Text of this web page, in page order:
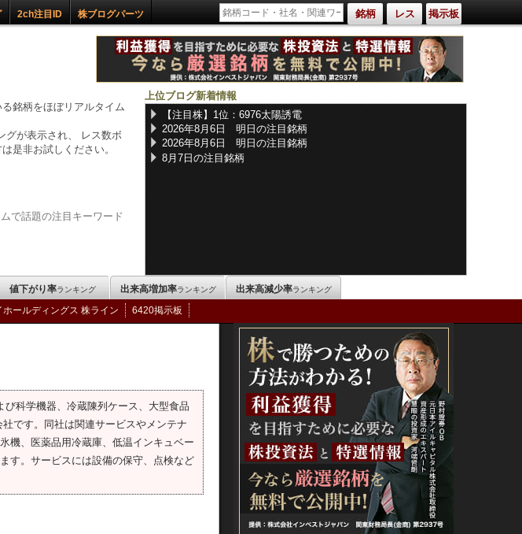
2ch注目ID 株ブログパーツ 銘柄 レス 掲示板
銘柄をほぼリアルタイム
グが表示され、 レス数ボ
是非お試しください。
で話題の注目キーワード
上位ブログ新着情報
【注目株】1位：6976太陽誘電
2026年8月6日 明日の注目銘柄
2026年8月6日 明日の注目銘柄
8月7日の注目銘柄
値下がり率ランキング 出来高増加率ランキング 出来高減少率ランキング
ールディングス 株ライン 6420掲示板
科学機器、冷蔵陳列ケース、大型食品
です。同社は関連サービスやメンテナ
機、医薬品用冷蔵庫、低温インキュベー
す。サービスには設備の保守、点検など